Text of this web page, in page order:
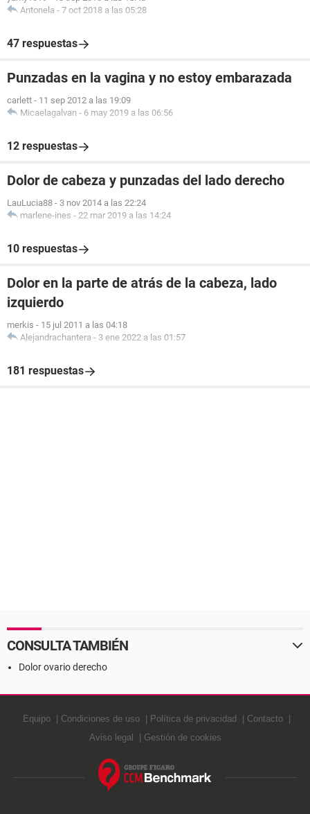
Antonela - 7 oct 2018 a las 05:28
47 respuestas
Punzadas en la vagina y no estoy embarazada
carlett - 11 sep 2012 a las 19:09
Micaelagalvan - 6 may 2019 a las 06:56
12 respuestas
Dolor de cabeza y punzadas del lado derecho
LauLucia88 - 3 nov 2014 a las 22:24
marlene-ines - 22 mar 2019 a las 14:24
10 respuestas
Dolor en la parte de atrás de la cabeza, lado
izquierdo
merkis - 15 jul 2011 a las 04:18
Alejandrachantera - 3 ene 2022 a las 01:57
181 respuestas
CONSULTA TAMBIÉN
Dolor ovario derecho
Equipo Condiciones de uso Política de privacidad
Contacto
Aviso legal
Gestión de cookies